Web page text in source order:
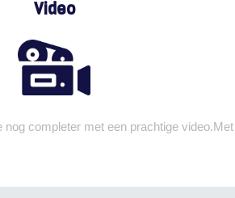
Video
nog completer met een prachtige